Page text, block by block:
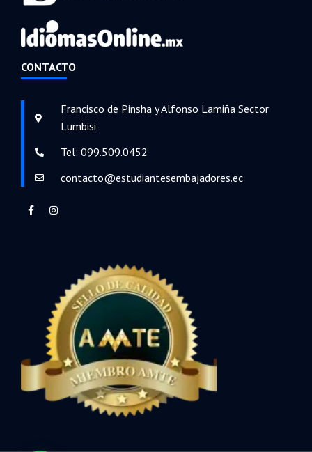
CONTACTO
Francisco de Pinsha y Alfonso Lamiña Sector
Lumbisi
Tel: 099.509.0452
contacto@estudiantesembajadores.ec